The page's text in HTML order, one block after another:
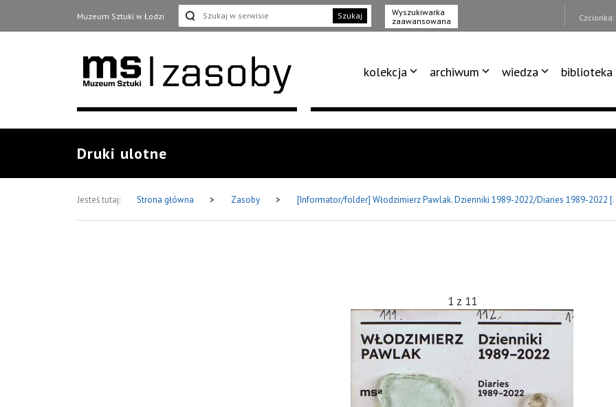
Muzeum Sztuki w Łodzi Szukaj
Wyszukiwarka
zaawansowana
Czcionka:
kolekcja archiwum wiedza biblioteka
Druki ulotne
Jesteś tutaj: Strona główna > Zasoby > [Informator/folder] Włodzimierz Pawlak. Dzienniki 1989-2022/Diaries 1989-2022
1 z 11